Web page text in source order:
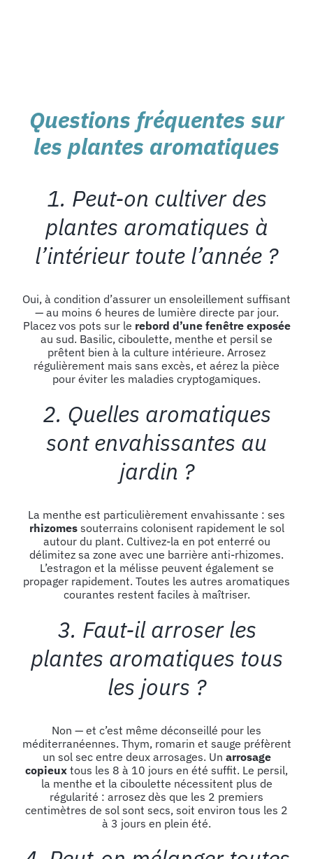
Questions fréquentes sur
les plantes aromatiques
1. Peut-on cultiver des
plantes aromatiques à
l’intérieur toute l’année ?
Oui, à condition d’assurer un ensoleillement suffisant
— au moins 6 heures de lumière directe par jour.
Placez vos pots sur le rebord d’une fenêtre exposée
au sud. Basilic, ciboulette, menthe et persil se
prêtent bien à la culture intérieure. Arrosez
régulièrement mais sans excès, et aérez la pièce
pour éviter les maladies cryptogamiques.
2. Quelles aromatiques
sont envahissantes au
jardin ?
La menthe est particulièrement envahissante : ses
rhizomessouterrains colonisent rapidement le sol
autour du plant. Cultivez-la en pot enterré ou
délimitez sa zone avec une barrière anti-rhizomes.
L’estragon et la mélisse peuvent également se
propager rapidement. Toutes les autres aromatiques
courantes restent faciles à maîtriser.
3. Faut-il arroser les
plantes aromatiques tous
les jours ?
Non — et c’est même déconseillé pour les
méditerranéennes. Thym, romarin et sauge préfèrent
un sol sec entre deux arrosages. Un arrosage
copieux tous les 8 à 10 jours en été suffit. Le persil,
la menthe et la ciboulette nécessitent plus de
régularité : arrosez dès que les 2 premiers
centimètres de sol sont secs, soit environ tous les 2
à 3 jours en plein été.